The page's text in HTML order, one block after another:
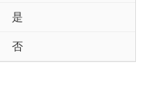
是
否